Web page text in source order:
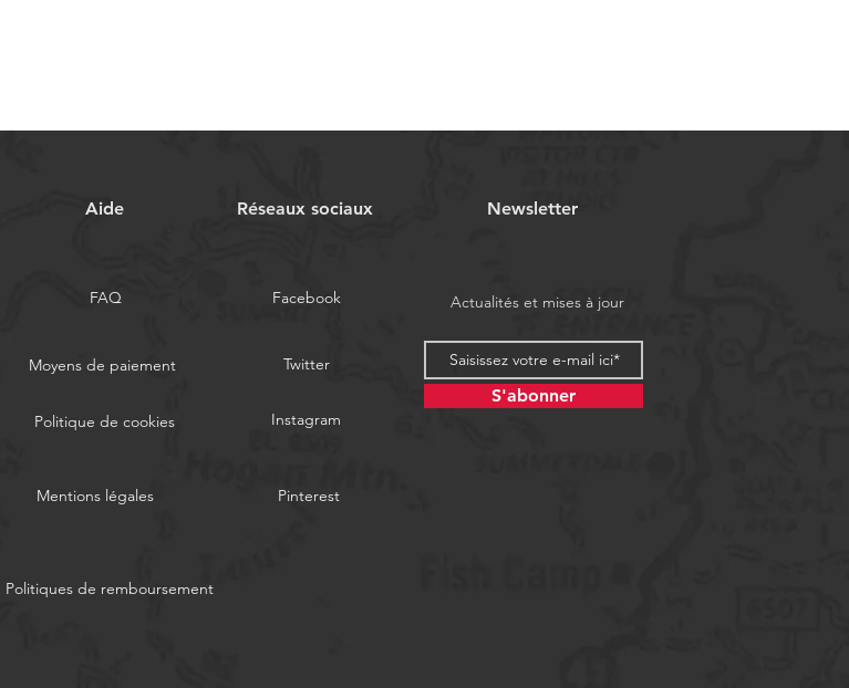
Aide Réseaux sociaux Newsletter
FAQ
Moyens de paiement
Politique de cookies
Facebook
Twitter
Instagram
Actualités et mises à jour
S'abonner
Mentions légales Pinterest
Politiques de remboursement